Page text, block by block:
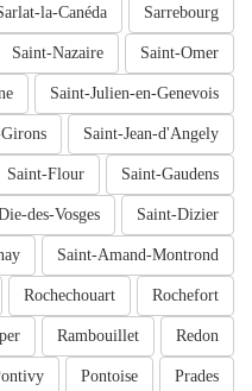
Sarrebourg
la-Canéda
Saint-Omer
Saint-Nazaire
Saint-Julien-en-Genevois
Saint-Jean-d'Angely
Saint-Gaudens
Saint-Flour
Saint-Dizier
des-Vosges
Saint-Amand-Montrond
Rochefort
Rochechouart
Redon
Rambouillet
Prades
Pontoise